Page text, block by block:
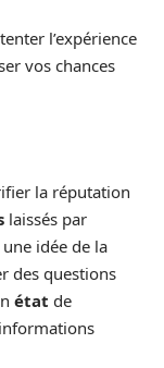
l’expérience
vos chances
la réputation
laissés par
idée de la
des questions
état de